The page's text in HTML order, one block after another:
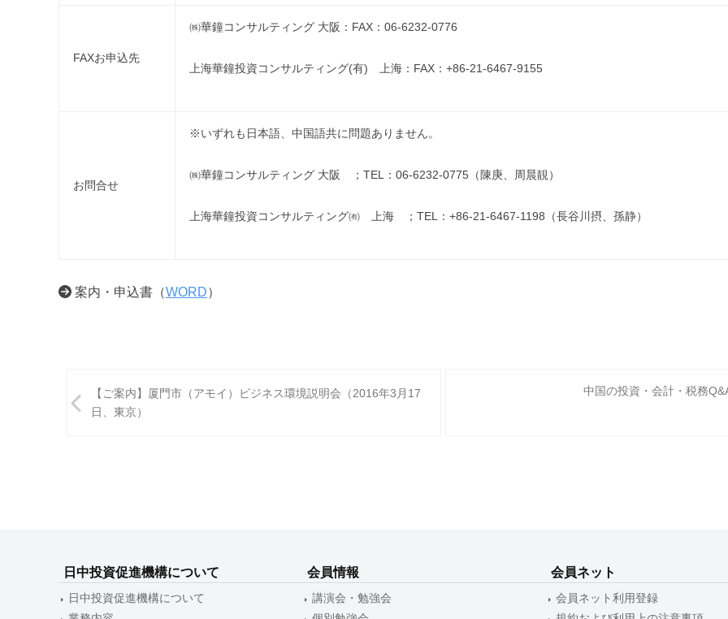
FAXお申込先
㈱華鐘コンサルティング 大阪：FAX：06-6232-0776
上海華鐘投資コンサルティング(有) 上海：FAX：+86-21-6467-9155
お問合せ
※いずれも日本語、中国語共に問題ありません。
㈱華鐘コンサルティング 大阪 ；TEL：06-6232-0775（陳庚、周晨靚）
上海華鐘投資コンサルティング㈲ 上海 ；TEL：+86-21-6467-1198（長谷川摂、孫静）
案内・申込書（WORD）
稿
ョ
【ご案内】厦門市（アモイ）ビジネス環境説明会（2016年3月17
日、東京）
中国の投資・会計・税務
日中投資促進機構について
日中投資促進機構について
会員情報
講演会・勉強会
会員ネット
会員ネット利用登録